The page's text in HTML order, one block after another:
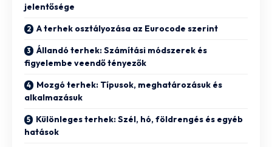
jelentősége
A terhek osztályozása az Eurocode szerint
Állandó terhek: Számítási módszerek és
figyelembe veendő tényezők
Mozgó terhek: Típusok, meghatározásuk és
alkalmazásuk
Különleges terhek: Szél, hó, földrengés és egyéb
hatások